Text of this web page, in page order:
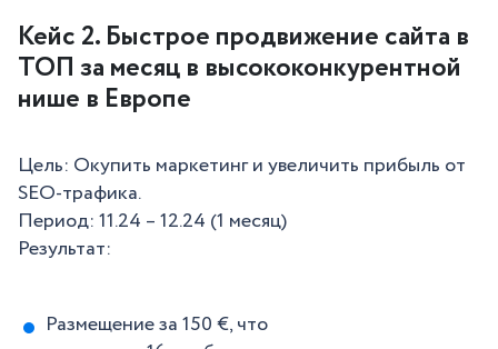
Кейс 2. Быстрое продвижение сайта в
ТОП за месяц в высококонкурентной
нише в Европе
Цель: Окупить маркетинг и увеличить прибыль от
SEO-трафика.
Период: 11.24 – 12.24 (1 месяц)
Результат:
Размещение за 150 €, что